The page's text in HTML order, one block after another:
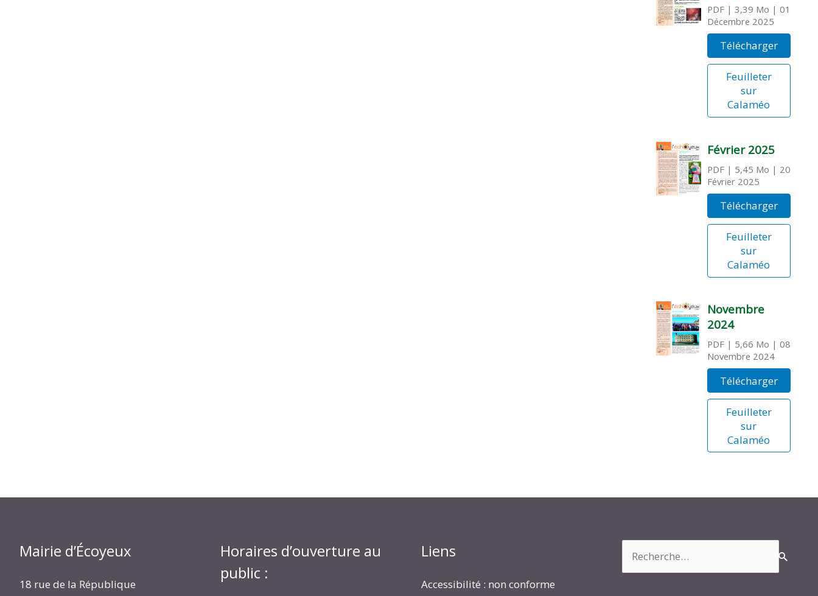
PDF| 3,39 Mo | 01
Décembre 2025
Télécharger
Feuilleter
sur
Calaméo
Février 2025
PDF| 5,45 Mo | 20
Février 2025
Télécharger
Feuilleter
sur
Calaméo
Novembre
2024
PDF| 5,66 Mo | 08
Novembre 2024
Télécharger
Feuilleter
sur
Calaméo
Mairie d’Écoyeux
18 rue de la République
Horaires d’ouverture au
public :
Liens
Accessibilité : non conforme